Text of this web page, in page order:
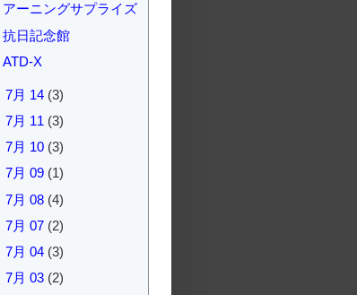
アーニングサプライズ
抗日記念館
ATD-X
7月 14 (3)
7月 11 (3)
7月 10 (3)
7月 09 (1)
7月 08 (4)
7月 07 (2)
7月 04 (3)
7月 03 (2)